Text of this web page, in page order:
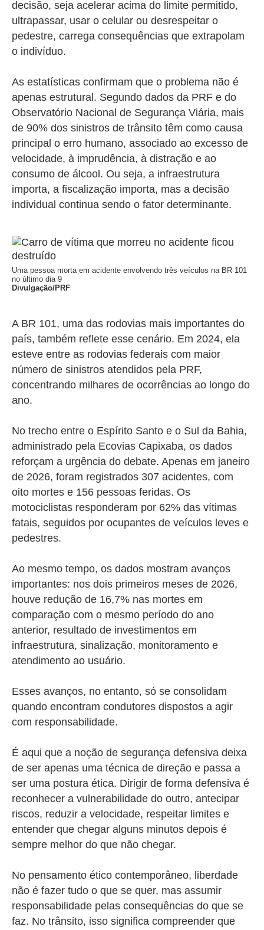
decisão, seja acelerar acima do limite permitido,
ultrapassar, usar o celular ou desrespeitar o
pedestre, carrega consequências que extrapolam
o indivíduo.
As estatísticas confirmam que o problema não é
apenas estrutural. Segundo dados da PRF e do
Observatório Nacional de Segurança Viária, mais
de 90% dos sinistros de trânsito têm como causa
principal o erro humano, associado ao excesso de
velocidade, à imprudência, à distração e ao
consumo de álcool. Ou seja, a infraestrutura
importa, a fiscalização importa, mas a decisão
individual continua sendo o fator determinante.
Uma pessoa morta em acidente envolvendo três veículos na BR 101
no último dia 9
Divulgação/PRF
A BR 101, uma das rodovias mais importantes do
país, também reflete esse cenário. Em 2024, ela
esteve entre as rodovias federais com maior
número de sinistros atendidos pela PRF,
concentrando milhares de ocorrências ao longo do
ano.
No trecho entre o Espírito Santo e o Sul da Bahia,
administrado pela Ecovias Capixaba, os dados
reforçam a urgência do debate. Apenas em janeiro
de 2026, foram registrados 307 acidentes, com
oito mortes e 156 pessoas feridas. Os
motociclistas responderam por 62% das vítimas
fatais, seguidos por ocupantes de veículos leves e
pedestres.
Ao mesmo tempo, os dados mostram avanços
importantes: nos dois primeiros meses de 2026,
houve redução de 16,7% nas mortes em
comparação com o mesmo período do ano
anterior, resultado de investimentos em
infraestrutura, sinalização, monitoramento e
atendimento ao usuário.
Esses avanços, no entanto, só se consolidam
quando encontram condutores dispostos a agir
com responsabilidade.
É aqui que a noção de segurança defensiva deixa
de ser apenas uma técnica de direção e passa a
ser uma postura ética. Dirigir de forma defensiva é
reconhecer a vulnerabilidade do outro, antecipar
riscos, reduzir a velocidade, respeitar limites e
entender que chegar alguns minutos depois é
sempre melhor do que não chegar.
No pensamento ético contemporâneo, liberdade
não é fazer tudo o que se quer, mas assumir
responsabilidade pelas consequências do que se
faz. No trânsito, isso significa compreender que